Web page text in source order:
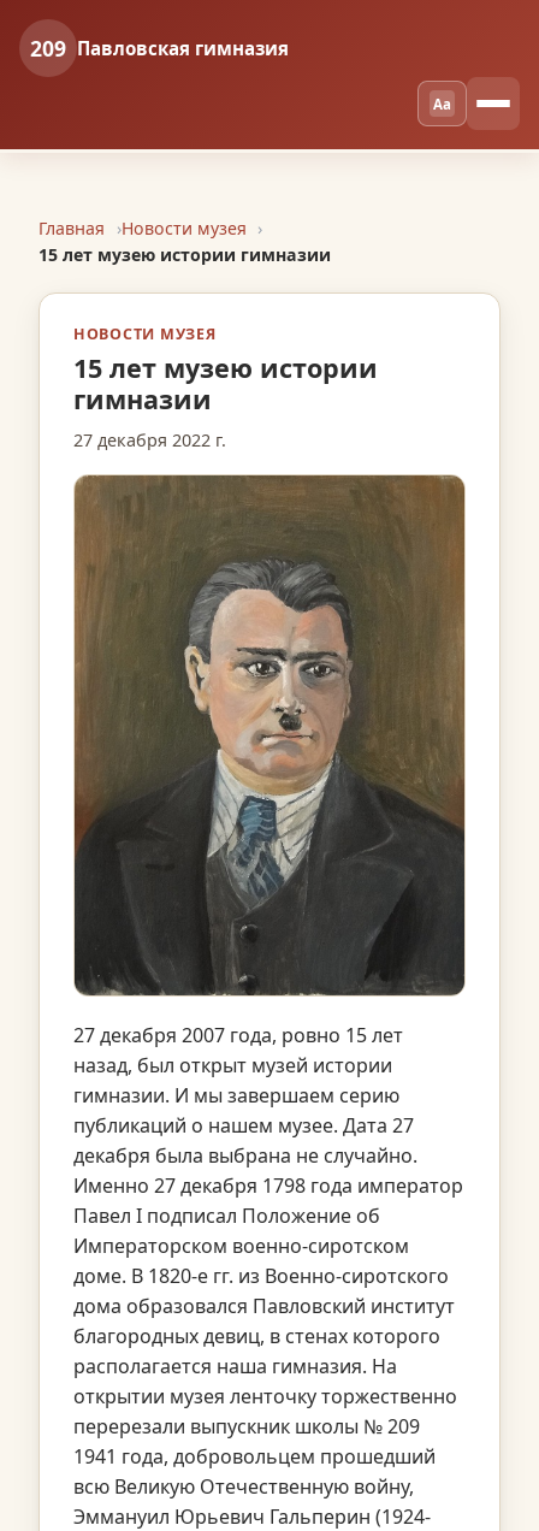
209 Павловская гимназия
Aa
Главная
Новости музея
15 лет музею истории гимназии
НОВОСТИ МУЗЕЯ
15 лет музею истории
гимназии
27 декабря 2022 г.
27 декабря 2007 года, ровно 15 лет
назад, был открыт музей истории
гимназии. И мы завершаем серию
публикаций о нашем музее. Дата 27
декабря была выбрана не случайно.
Именно 27 декабря 1798 года император
Павел I подписал Положение об
Императорском военно-сиротском
доме. В 1820-е гг. из Военно-сиротского
дома образовался Павловский институт
благородных девиц, в стенах которого
располагается наша гимназия. На
открытии музея ленточку торжественно
перерезали выпускник школы № 209
1941 года, добровольцем прошедший
всю Великую Отечественную войну,
Эммануил Юрьевич Гальперин (1924-